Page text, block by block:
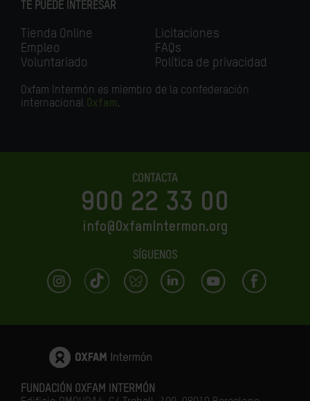
TE PUEDE INTERESAR
Tienda Online
Empleo
Voluntariado
Licitaciones
FAQs
Política de privacidad
Oxfam Intermón es miembro de la confederación
internacional Oxfam.
CONTACTA
900 22 33 00
info@OxfamIntermon.org
SÍGUENOS
FUNDACIÓN OXFAM INTERMÓN